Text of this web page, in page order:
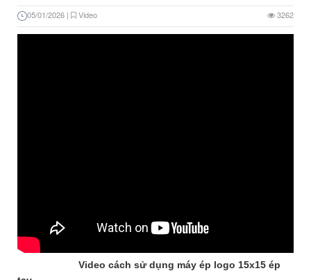
05/01/2026 | Video 3262
Video cách sử dụng máy ép logo 15x15 ép